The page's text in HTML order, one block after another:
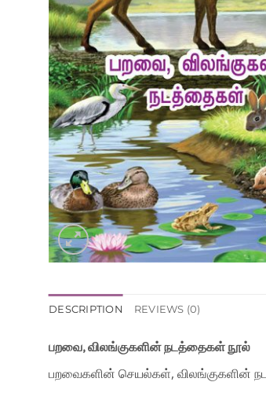
DESCRIPTION REVIEWS (0)
பறவை, விலங்குகளின் நடத்தைகள் நூல்
பறவைகளின் செயல்கள், விலங்குகளின்